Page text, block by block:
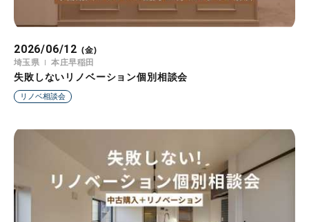
2026/06/12 (金)
埼玉県
本庄早稲田
失敗しないリノベーション個別相談会
リノベ相談会